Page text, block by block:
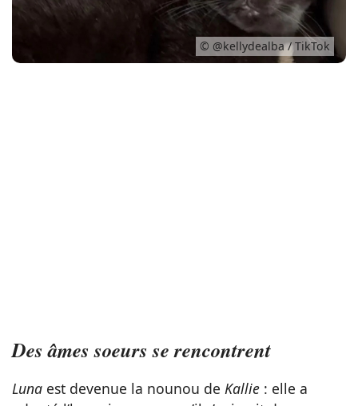
© @kellydealba / TikTok
Des âmes soeurs se rencontrent
Luna est devenue la nounou de Kallie : elle a